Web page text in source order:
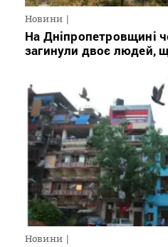
Новини
На Дніпропетровщині
загинули двоє людей,
Новини